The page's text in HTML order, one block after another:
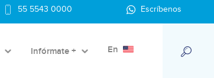
55 5543 0000 Escríbenos
Infórmate + En